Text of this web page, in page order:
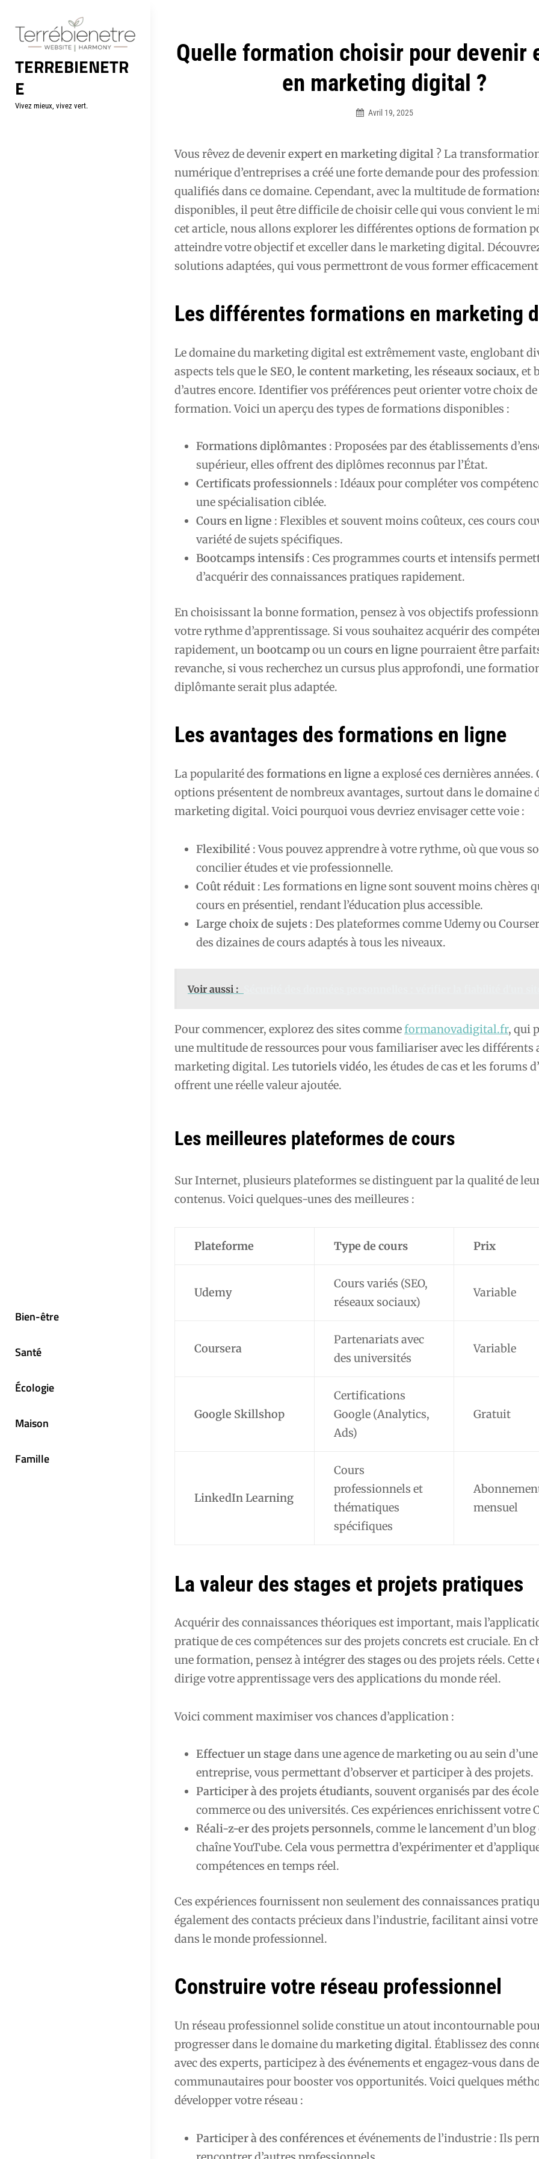
contenu
TERREBIENETR
E
Vivez mieux, vivez vert.
Bien-être
Santé
Écologie
Maison
Famille
Quelle formation choisir pour devenir
en marketing digital ?
Avril 19, 2025
Vous rêvez de devenirexpert en marketing digital ? La
numérique d’entreprises a créé une forte demande pour des
qualifiés dans ce domaine. Cependant, avec la multitude de
disponibles, il peut être difficile de choisir celle qui vous convient le
cet article, nous allons explorer les différentes options de formation
atteindre votre objectif et exceller dans le marketing digital.
solutions adaptées, qui vous permettront de vous former
Les différentes formations en marketing
Le domaine du marketing digital est extrêmement vaste, englobant
aspects tels quele SEO, le content marketing, les réseaux sociaux, et
d’autres encore. Identifier vos préférences peut orienter votre choix de
formation. Voici un aperçu des types de formations disponibles :
Formations diplômantes : Proposées par des établissements
supérieur, elles offrent des diplômes reconnus par l’État.
Certificats professionnels : Idéaux pour compléter vos
une spécialisation ciblée.
Cours en ligne : Flexibles et souvent moins coûteux, ces cours
variété de sujets spécifiques.
Bootcamps intensifs : Ces programmes courts et intensifs
d’acquérir des connaissances pratiques rapidement.
En choisissant la bonne formation, pensez à vos objectifs
votre rythme d’apprentissage. Si vous souhaitez acquérir des
rapidement, unbootcampou uncours en ligne pourraient être
revanche, si vous recherchez un cursus plus approfondi, une
diplômante serait plus adaptée.
Les avantages des formations en ligne
La popularité des formations en ligne a explosé ces dernières années.
options présentent de nombreux avantages, surtout dans le domaine
marketing digital. Voici pourquoi vous devriez envisager cette voie :
Flexibilité : Vous pouvez apprendre à votre rythme, où que vous
concilier études et vie professionnelle.
Coût réduit : Les formations en ligne sont souvent moins chères
cours en présentiel, rendant l’éducation plus accessible.
Large choix de sujets : Des plateformes comme Udemy ou
des dizaines de cours adaptés à tous les niveaux.
Voir aussi :
Pour commencer, explorez des sites commeformanovadigital.fr, qui
une multitude de ressources pour vous familiariser avec les différents
marketing digital. Les tutoriels vidéo, les études de cas et les forums
offrent une réelle valeur ajoutée.
Les meilleures plateformes de cours
Sur Internet, plusieurs plateformes se distinguent par la qualité de
contenus. Voici quelques-unes des meilleures :
Plateforme Type de cours Prix
Udemy
Cours variés (SEO,
réseaux sociaux)
Variable
Coursera
Partenariats avec
des universités
Variable
Google Skillshop
Certifications
Google (Analytics,
Ads)
Gratuit
LinkedIn Learning
Cours
professionnels et
thématiques
spécifiques
mensuel
La valeur des stages et projets pratiques
Acquérir des connaissances théoriques est important, mais
pratique de ces compétences sur des projets concrets est cruciale. En
une formation, pensez à intégrer des stagesou des projets réels. Cette
dirige votre apprentissage vers des applications du monde réel.
Voici comment maximiser vos chances d’application :
Effectuer un stage dans une agence de marketing ou au sein d’une
entreprise, vous permettant d’observer et participer à des projets.
Participer à des projets étudiants, souvent organisés par des
commerce ou des universités. Ces expériences enrichissent votre
Réali-z-er des projets personnels, comme le lancement d’un blog
chaîne YouTube. Cela vous permettra d’expérimenter et
compétences en temps réel.
Ces expériences fournissent non seulement des connaissances
également des contacts précieux dans l’industrie, facilitant ainsi
dans le monde professionnel.
Construire votre réseau professionnel
Un réseau professionnel solide constitue un atout incontournable
progresser dans le domaine dumarketing digital. Établissez des
avec des experts, participez à des événements et engagez-vous dans
communautaires pour booster vos opportunités. Voici quelques
développer votre réseau :
Participer à des conférenceset événements de l’industrie : Ils
Navigation